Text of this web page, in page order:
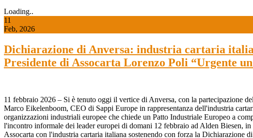
Loading..
11
Feb, 2026
Dichiarazione di Anversa: industria cartaria
Presidente di Assocarta Lorenzo Poli “Urgente
11 febbraio 2026 – Si è tenuto oggi il vertice di Anversa, con la partecipazione
Marco Eikelenboom, CEO di Sappi Europe in rappresentanza dell'industria
organizzazioni industriali europee che chiede un Patto Industriale Europeo a
l'incontro informale dei leader europei di domani 12 febbraio ad Alden Biesen,
Assocarta con l'industria cartaria italiana sostenendo con forza la Dichiarazione